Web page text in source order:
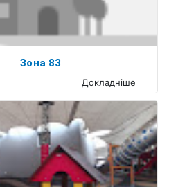
Зона 83
Докладніше